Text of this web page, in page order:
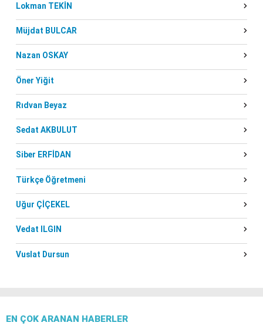
Lokman TEKİN
Müjdat BULCAR
Nazan OSKAY
Öner Yiğit
Rıdvan Beyaz
Sedat AKBULUT
Siber ERFİDAN
Türkçe Öğretmeni
Uğur ÇİÇEKEL
Vedat ILGIN
Vuslat Dursun
EN ÇOK ARANAN HABERLER